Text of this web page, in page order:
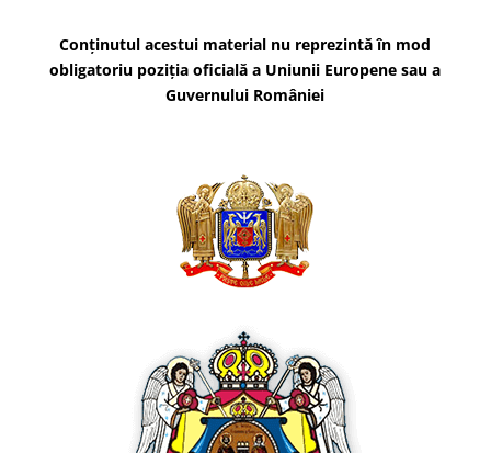
Conținutul acestui material nu reprezintă în mod
obligatoriu poziția oficială a Uniunii Europene sau a
Guvernului României